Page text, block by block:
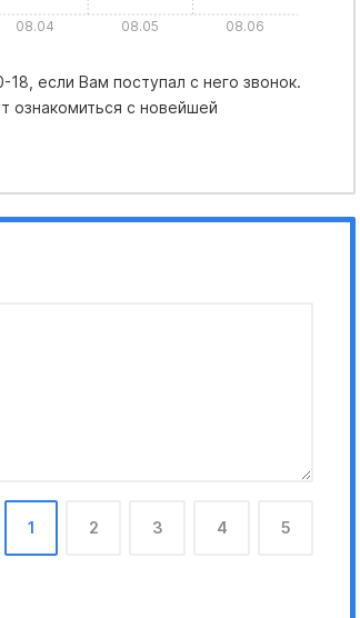
08.04 08.05 08.06
если Вам поступал с него звонок.
ознакомиться с новейшей
1 2 3 4 5